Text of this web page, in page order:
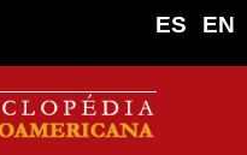
EN
ES